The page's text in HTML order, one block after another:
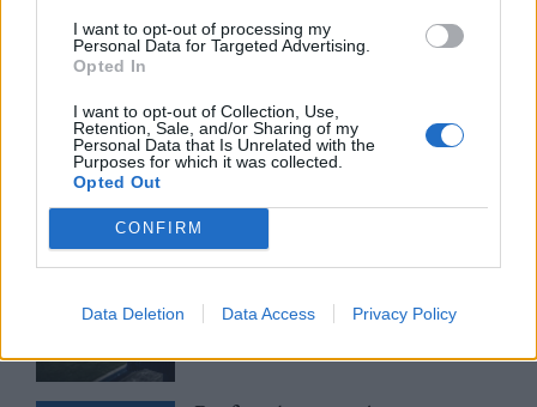
I want to opt-out of processing my
Personal Data for Targeted Advertising.
Opted In
I want to opt-out of Collection, Use,
Retention, Sale, and/or Sharing of my
Personal Data that Is Unrelated with the
Purposes for which it was collected.
Opted Out
CONFIRM
Data Deletion Data Access Privacy Policy
Περισσότερα από το
50% του Sofia South Ring Mall με
τίμημα 49,35 εκατ. ευρώ
Ατρόμητος και Novibet
μέχρι το 2028